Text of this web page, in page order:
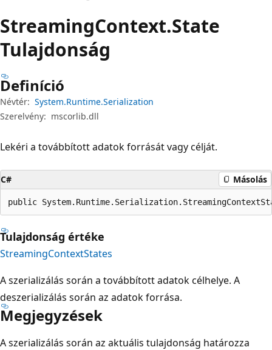
StreamingContext.State
Tulajdonság
Definíció
Névtér: System.Runtime.Serialization
Szerelvény: mscorlib.dll
Lekéri a továbbított adatok forrását vagy célját.
C# Másolás
public
Tulajdonság értéke
StreamingContextStates
A szerializálás során a továbbított adatok célhelye. A
deszerializálás során az adatok forrása.
Megjegyzések
A szerializálás során az aktuális tulajdonság határozza